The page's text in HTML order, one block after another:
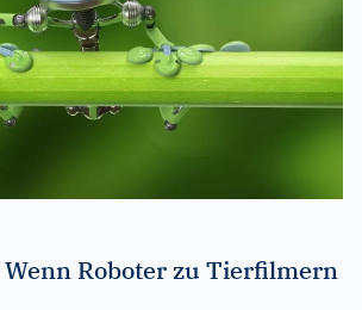
Roboter zu Tierfilmern